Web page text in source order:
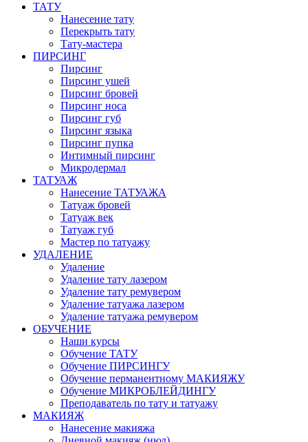
ТАТУ
Нанесение тату
Перекрыть тату
Тату-мастера
ПИРСИНГ
Пирсинг
Пирсинг ушей
Пирсинг бровей
Пирсинг носа
Пирсинг губ
Пирсинг языка
Пирсинг пупка
Интимный пирсинг
Микродермал
ТАТУАЖ
Нанесение ТАТУАЖА
Татуаж бровей
Татуаж век
Татуаж губ
Мастер по татуажу
УДАЛЕНИЕ
Удаление
Удаление тату лазером
Удаление тату ремувером
Удаление татуажа лазером
Удаление татуажа ремувером
ОБУЧЕНИЕ
Наши курсы
Обучение ТАТУ
Обучение ПИРСИНГУ
Обучение перманентному МАКИЯЖУ
Обучение МИКРОБЛЕЙДИНГУ
Преподаватель по тату и татуажу
МАКИЯЖ
Нанесение макияжа